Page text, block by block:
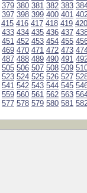
379 380 381 382 383
397 398 399 400 401
415 416 417 418 419 420
433 434 435 436 437
451 452 453 454 455
469 470 471 472 473
487 488 489 490 491
505 506 507 508 509
523 524 525 526 527
541 542 543 544 545
559 560 561 562 563
577 578 579 580 581